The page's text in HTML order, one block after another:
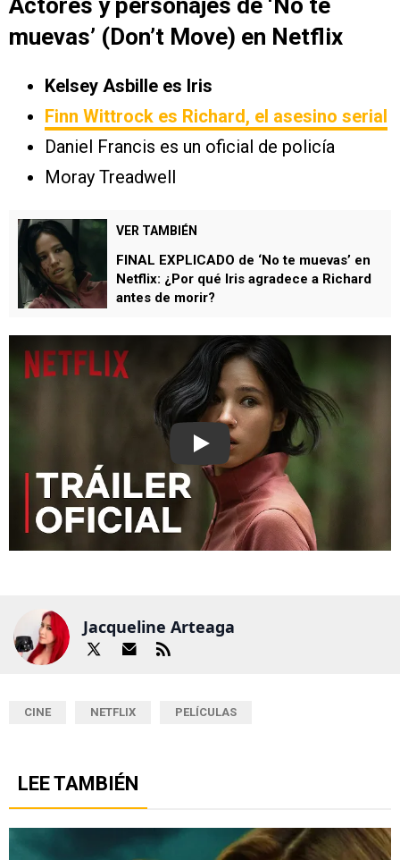
Actores y personajes de ‘No te
muevas’ (Don’t Move) en Netflix
Kelsey Asbille es Iris
Finn Wittrock es Richard, el asesino serial
Daniel Francis es un oficial de policía
Moray Treadwell
VER TAMBIÉN
FINAL EXPLICADO de ‘No te muevas’ en
Netflix: ¿Por qué Iris agradece a Richard
antes de morir?
Play
Jacqueline Arteaga
CINE NETFLIX PELÍCULAS
LEE TAMBIÉN